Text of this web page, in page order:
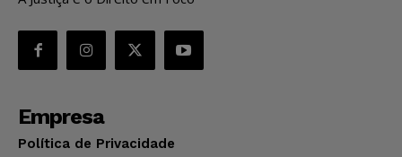
Empresa
Política de Privacidade